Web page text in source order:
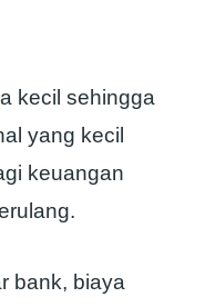
kecil sehingga
yang kecil
keuangan
bank, biaya